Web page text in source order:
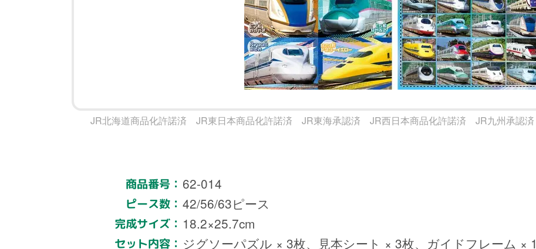
JR北海道商品化許諾済 JR東日本商品化許諾済 JR東海承認済 JR西日本商品化許諾済 JR九州承認済
商品番号： 62-014
ピース数： 42/56/63ピース
完成サイズ： 18.2×25.7cm
セット内容： ジグソーパズル × 3枚、見本シート × 3枚、ガイドフレーム × 1